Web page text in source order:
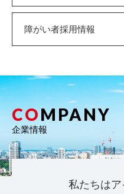
障がい者採用情報
COMPANY
企業情報
私たちは